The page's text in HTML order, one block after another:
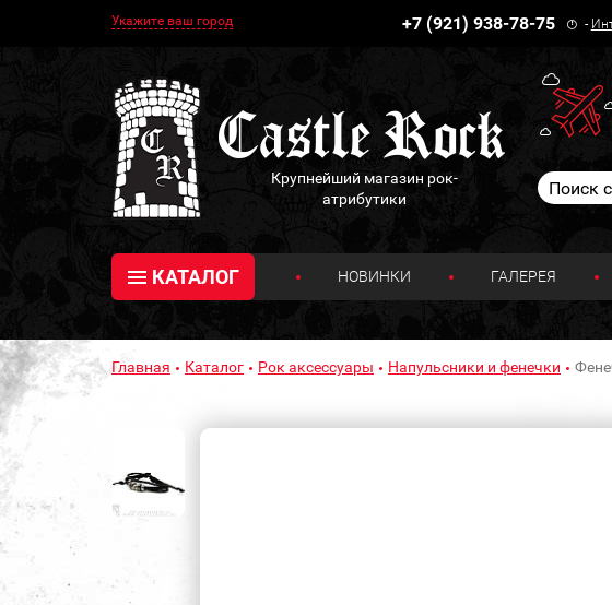
Укажите ваш город +7 (921) 938-78-75 -
Крупнейший магазин рок-
атрибутики
КАТАЛОГ НОВИНКИ ГАЛЕРЕЯ
Главная Каталог Рок аксессуары Напульсники и фенечки